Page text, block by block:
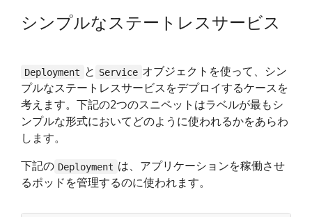
シンプルなステートレスサービス
Deployment と Service オブジェクトを使って、シン
プルなステートレスサービスをデプロイするケースを
考えます。下記の2つのスニペットはラベルが最もシ
ンプルな形式においてどのように使われるかをあらわ
します。
下記の Deployment は、アプリケーションを稼働させ
るポッドを管理するのに使われます。